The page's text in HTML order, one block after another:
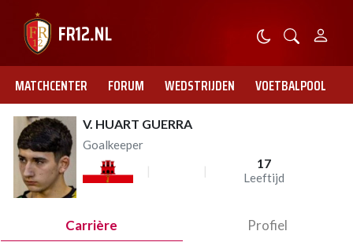
MATCHCENTER FORUM WEDSTRIJDEN VOETBALPOOL
V. HUART GUERRA
Goalkeeper
17
Leeftijd
Carrière Profiel